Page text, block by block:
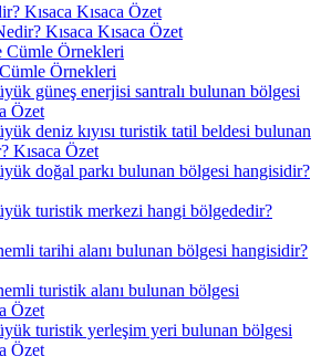
Kısaca Kısaca Özet
Kısaca Kısaca Özet
Cümle Örnekleri
Örnekleri
güneş enerjisi santralı bulunan bölgesi
Özet
deniz kıyısı turistik tatil beldesi bulunan
Kısaca Özet
doğal parkı bulunan bölgesi hangisidir?
turistik merkezi hangi bölgededir?
tarihi alanı bulunan bölgesi hangisidir?
turistik alanı bulunan bölgesi
Özet
turistik yerleşim yeri bulunan bölgesi
Özet